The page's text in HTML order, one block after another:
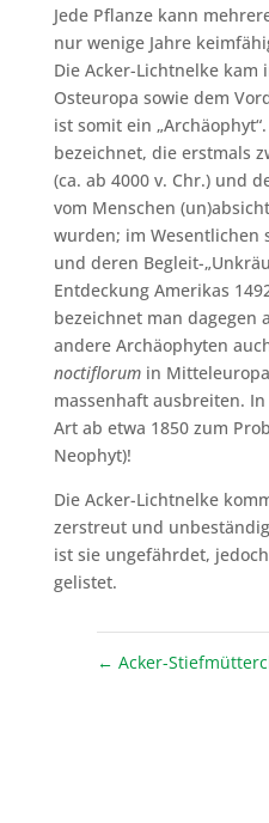
Jede Pflanze kann
nur wenige Jahre
Die Acker-Lichtnelke kam
Osteuropa sowie dem
ist somit ein
bezeichnet, die erstmals
(ca. ab 4000 v. Chr.) und
vom Menschen
wurden; im Wesentlichen
und deren Begleit-
Entdeckung Amerikas
bezeichnet man dagegen
andere Archäophyten
noctiflorumin
massenhaft ausbreiten.
Art ab etwa 1850 zum
Neophyt)!
Die Acker-Lichtnelke
zerstreut und
ist sie ungefährdet,
gelistet.
← Acker-